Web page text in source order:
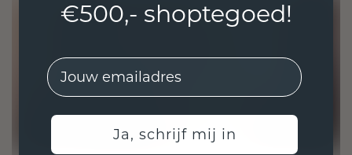
€500,- shoptegoed!
EMail
Ja, schrijf mij in